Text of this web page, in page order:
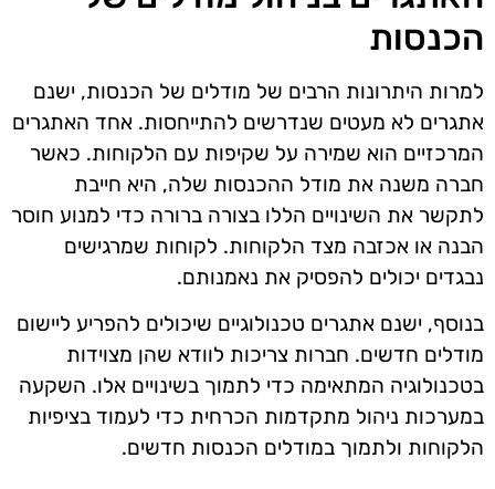
הכנסות
למרות היתרונות הרבים של מודלים של הכנסות, ישנם
אתגרים לא מעטים שנדרשים להתייחסות. אחד האתגרים
המרכזיים הוא שמירה על שקיפות עם הלקוחות. כאשר
חברה משנה את מודל ההכנסות שלה, היא חייבת
לתקשר את השינויים הללו בצורה ברורה כדי למנוע חוסר
הבנה או אכזבה מצד הלקוחות. לקוחות שמרגישים
נבגדים יכולים להפסיק את נאמנותם.
בנוסף, ישנם אתגרים טכנולוגיים שיכולים להפריע ליישום
מודלים חדשים. חברות צריכות לוודא שהן מצוידות
בטכנולוגיה המתאימה כדי לתמוך בשינויים אלו. השקעה
במערכות ניהול מתקדמות הכרחית כדי לעמוד בציפיות
הלקוחות ולתמוך במודלים הכנסות חדשים.